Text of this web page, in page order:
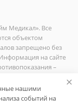
Медикал». Все
объектом
запрещено без
на сайте
–
данных
Медикал»
нашими
событий на